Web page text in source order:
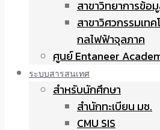
สาขาวิทยาการข้อ
สาขาวิศวกรรมเท
กลไฟฟ้าจุลภาค
ศูนย์ Entaneer
ระบบสารสนเทศ
สำหรับนักศึกษา
สำนักทะเบียน มช.
CMU SIS